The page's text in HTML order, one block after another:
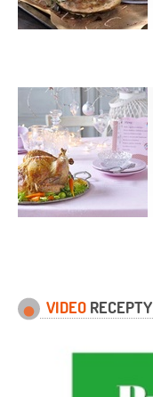
VIDEO RECEPTY